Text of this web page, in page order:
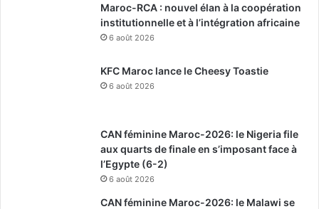
Maroc-RCA : nouvel élan à la coopération
institutionnelle et à l’intégration africaine
6 août 2026
KFC Maroc lance le Cheesy Toastie
6 août 2026
CAN féminine Maroc-2026: le Nigeria file
aux quarts de finale en s’imposant face à
l’Egypte (6-2)
6 août 2026
CAN féminine Maroc-2026: le Malawi se